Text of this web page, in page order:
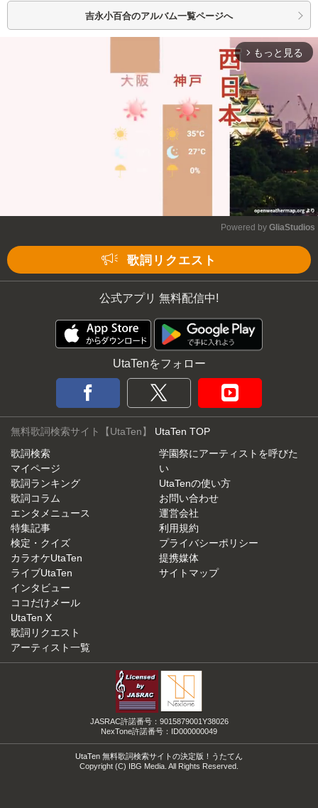
吉永小百合のアルバム一覧ページへ
arrow_forward_ios もっと見る
Powered by GliaStudios
歌詞リクエスト
公式アプリ 無料配信中!
UtaTenをフォロー
無料歌詞検索サイト【UtaTen】 UtaTen TOP
歌詞検索
マイページ
歌詞ランキング
歌詞コラム
エンタメニュース
特集記事
検定・クイズ
カラオケUtaTen
ライブUtaTen
インタビュー
ココだけメール
UtaTen X
歌詞リクエスト
アーティスト一覧
学園祭にアーティストを呼びた
い
UtaTenの使い方
お問い合わせ
運営会社
利用規約
プライバシーポリシー
提携媒体
サイトマップ
JASRAC許諾番号：9015879001Y38026
NexTone許諾番号：ID000000049
UtaTen 無料歌詞検索サイトの決定版！うたてん
Copyright (C) IBG Media. All Rights Reserved.